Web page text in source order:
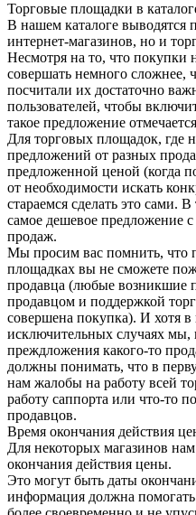
Торговые площадки в
В нашем каталоге выводятся
интернет-магазинов, но и
Несмотря на то, что покупки
совершать немного сложнее,
посчитали их достаточно
пользователей, чтобы
такое предложение
Для торговых площадок, где
предложений от разных
предложенной ценой (когда
от необходимости искать
стараемся сделать это сами.
самое дешевое предложение
продаж.
Мы просим вас помнить, что
площадках вы не сможете
продавца (любые возникшие
продавцом и поддержкой
совершена покупка). И хотя в
исключительных случаях
преждложения какого-то
должны понимать, что в
нам жалобы на работу всей
работу саппорта или что-то
продавцов.
Время окончания действия
Для некоторых магазинов нам
окончания действия цены.
Это могут быть даты
информация должна помогать